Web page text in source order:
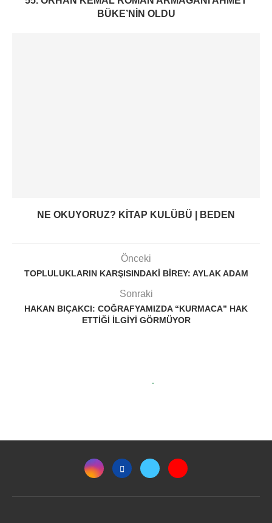
BÜKE’NIN OLDU
NE OKUYORUZ? KITAP KULÜBÜ | BEDEN
Önceki
TOPLULUKLARIN KARŞISINDAKI BIREY: AYLAK ADAM
Sonraki
HAKAN BIÇAKCI: COĞRAFYAMIZDA “KURMACA” HAK
ETTIĞI ILGIYI GÖRMÜYOR